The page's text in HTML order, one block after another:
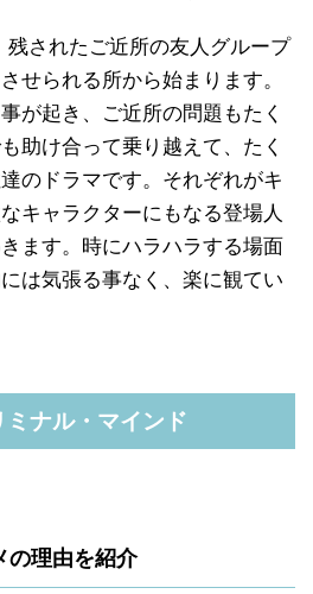
されたご近所の友人グループ
せられる所から始まります。
が起き、ご近所の問題もたく
助け合って乗り越えて、たく
のドラマです。それぞれがキ
キャラクターにもなる登場人
ます。時にハラハラする場面
は気張る事なく、楽に観てい
ナル・マインド
の理由を紹介